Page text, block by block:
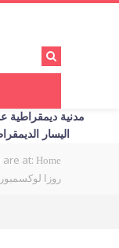
مدنية ديمقراطية
اليسار الديمقراطي
are at: Home
روزا